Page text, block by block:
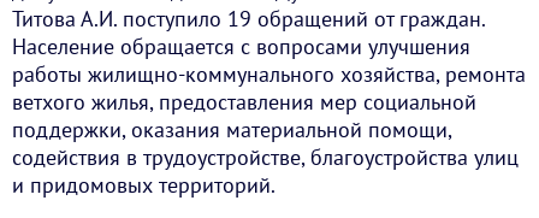
Титова А.И. поступило 19 обращений от граждан.
Население обращается с вопросами улучшения
работы жилищно-коммунального хозяйства, ремонта
ветхого жилья, предоставления мер социальной
поддержки, оказания материальной помощи,
содействия в трудоустройстве, благоустройства улиц
и придомовых территорий.